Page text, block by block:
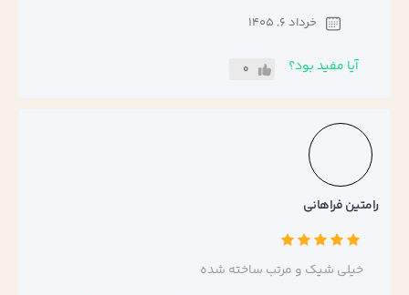
خرداد 6, 1405
آیا مفید بود؟ 0
رامتین فراهانی
خیلی شیک و مرتب ساخته شده